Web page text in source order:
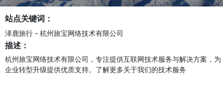
站点关键词：
泽鹿旅行 - 杭州旅宝网络技术有限公司
描述：
杭州旅宝网络技术有限公司，专注提供互联网技术服务与解决方案，为
企业转型升级提供优质支持。了解更多关于我们的技术服务